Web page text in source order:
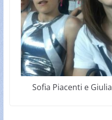
Sofia Piacenti e